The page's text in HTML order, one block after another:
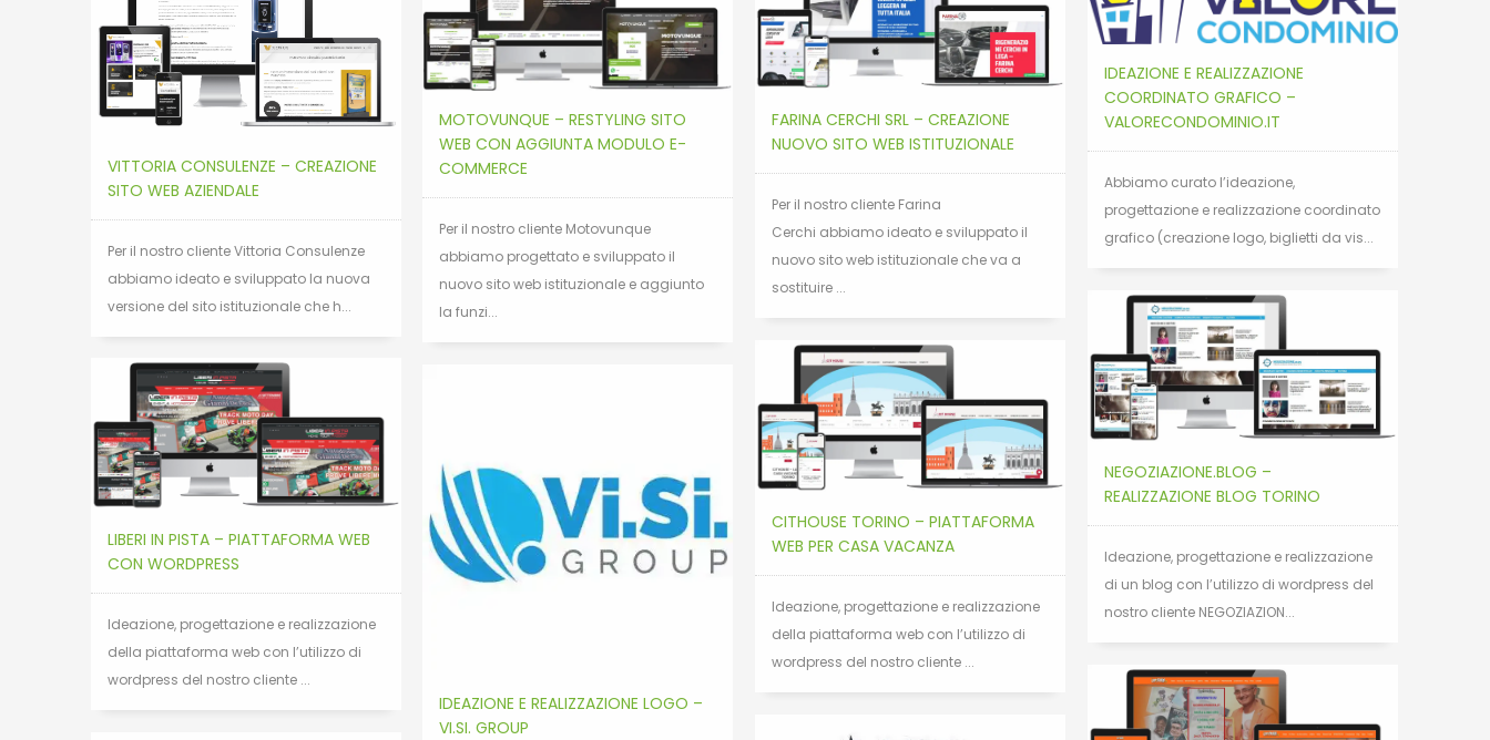
VITTORIA CONSULENZE – CREAZIONE
SITO WEB AZIENDALE
Per il nostro cliente Vittoria Consulenze
abbiamo ideato e sviluppato la nuova
versione del sito istituzionale che h...
MOTOVUNQUE – RESTYLING SITO
WEB CON AGGIUNTA MODULO E-
COMMERCE
Per il nostro cliente Motovunque
abbiamo progettato e sviluppato il
nuovo sito web istituzionale e aggiunto
la funzi...
FARINA CERCHI SRL – CREAZIONE
NUOVO SITO WEB ISTITUZIONALE
Per il nostro cliente Farina
Cerchi abbiamo ideato e sviluppato il
nuovo sito web istituzionale che va a
sostituire ...
IDEAZIONE E REALIZZAZIONE
COORDINATO GRAFICO –
VALORECONDOMINIO.IT
Abbiamo curato l’ideazione,
progettazione e realizzazione coordinato
grafico (creazione logo, biglietti da vis...
NEGOZIAZIONE.BLOG –
REALIZZAZIONE BLOG TORINO
Ideazione, progettazione e realizzazione
di un blog con l’utilizzo di wordpress del
nostro cliente NEGOZIAZION...
CITHOUSE TORINO – PIATTAFORMA
WEB PER CASA VACANZA
Ideazione, progettazione e realizzazione
della piattaforma web con l’utilizzo di
wordpress del nostro cliente ...
LIBERI IN PISTA – PIATTAFORMA WEB
CON WORDPRESS
Ideazione, progettazione e realizzazione
della piattaforma web con l’utilizzo di
wordpress del nostro cliente ...
IDEAZIONE E REALIZZAZIONE LOGO –
VI.SI. GROUP